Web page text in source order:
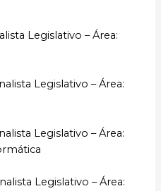
Legislativo – Área:
Legislativo – Área:
Legislativo – Área:
Legislativo – Área: